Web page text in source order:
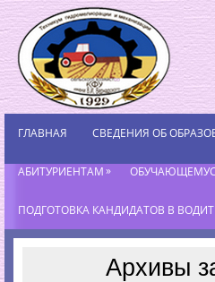
ГЛАВНАЯ СВЕДЕНИЯ ОБ
АБИТУРИЕНТАМ»
ПОДГОТОВКА КАНДИДАТОВ В
Архивы